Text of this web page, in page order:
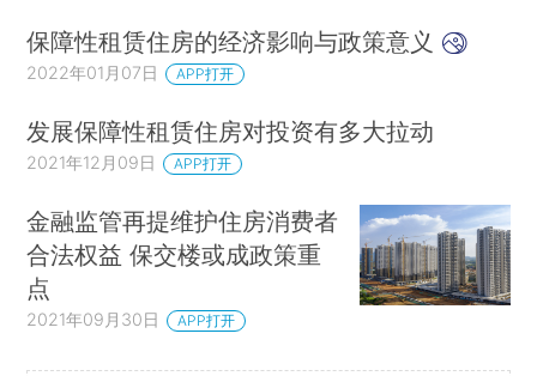
保障性租赁住房的经济影响与政策意义
2022年01月07日 APP打开
发展保障性租赁住房对投资有多大拉动
2021年12月09日 APP打开
金融监管再提维护住房消费者
合法权益 保交楼或成政策重
点
2021年09月30日 APP打开